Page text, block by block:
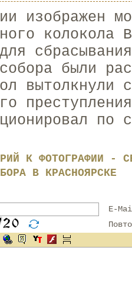
изображен
колокола
были
вытолкнули
по
К ФОТОГРАФИИ -
В КРАСНОЯРСКЕ
E-